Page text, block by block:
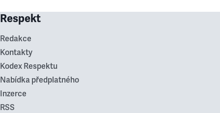
Respekt
Redakce
Kontakty
Kodex Respektu
Nabídka předplatného
Inzerce
RSS